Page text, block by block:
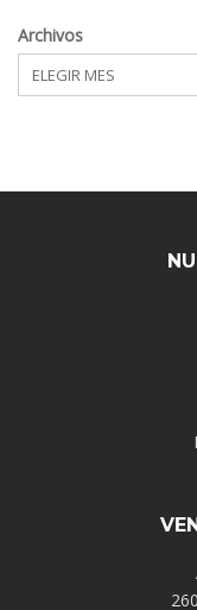
Archivos